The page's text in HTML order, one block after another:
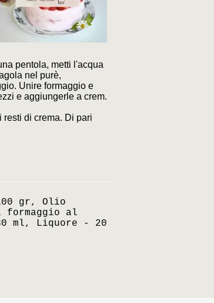
pentola, metti l'acqua
nel purè,
Unire formaggio e
e aggiungerle a crem.
resti di crema. Di pari
gr, Olio
al
ml, Liquore - 20